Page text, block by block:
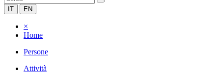
IT EN
×
Home
Persone
Attività